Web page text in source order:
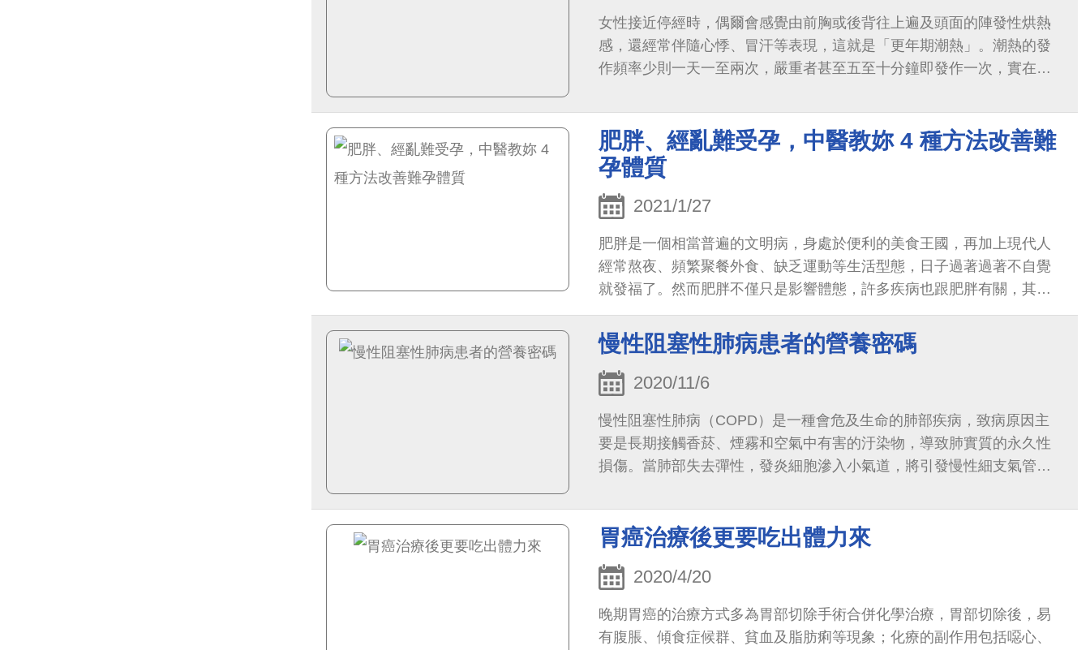
女性接近停經時，偶爾會感覺由前胸或後背往上遍及頭面的陣發性烘熱
感，還經常伴隨心悸、冒汗等表現，這就是「更年期潮熱」。潮熱的發
作頻率少則一天一至兩次，嚴重者甚至五至十分鐘即發作一次，實在相
易引起中年發福，增加罹患三高慢性病、心血管疾病的風險。
肥胖、經亂難受孕，中醫教妳 4 種方法改善難
孕體質
2021/1/27
肥胖是一個相當普遍的文明病，身處於便利的美食王國，再加上現代人
經常熬夜、頻繁聚餐外食、缺乏運動等生活型態，日子過著過著不自覺
就發福了。然而肥胖不僅只是影響體態，許多疾病也跟肥胖有關，其中
也包含不孕。
慢性阻塞性肺病患者的營養密碼
2020/11/6
慢性阻塞性肺病（COPD）是一種會危及生命的肺部疾病，致病原因主
要是長期接觸香菸、煙霧和空氣中有害的汙染物，導致肺實質的永久性
損傷。當肺部失去彈性，發炎細胞滲入小氣道，將引發慢性細支氣管
胃癌治療後更要吃出體力來
2020/4/20
晚期胃癌的治療方式多為胃部切除手術合併化學治療，胃部切除後，易
有腹脹、傾食症候群、貧血及脂肪痢等現象；化療的副作用包括噁心、